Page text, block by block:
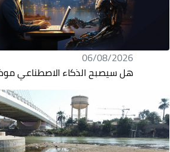
06/08/2026
هل سيصبح الذكاء الاصطناعي